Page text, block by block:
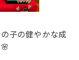
子の健やかな成